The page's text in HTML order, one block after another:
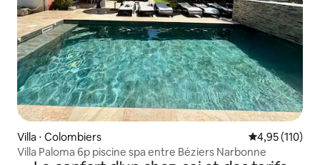
Villa ⋅ Colombiers Évaluation
4,95 (110)
Villa Paloma 6p piscine spa entre Béziers Narbonne